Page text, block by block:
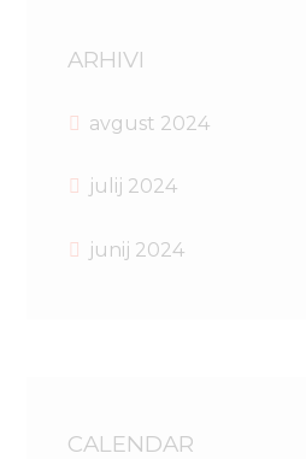
ARHIVI
avgust 2024
julij 2024
junij 2024
CALENDAR